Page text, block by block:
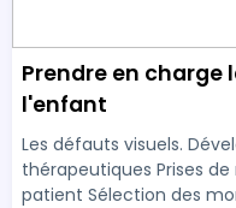
Prendre en charge
l'enfant
Les défauts visuels.
thérapeutiques Prises
patient Sélection des